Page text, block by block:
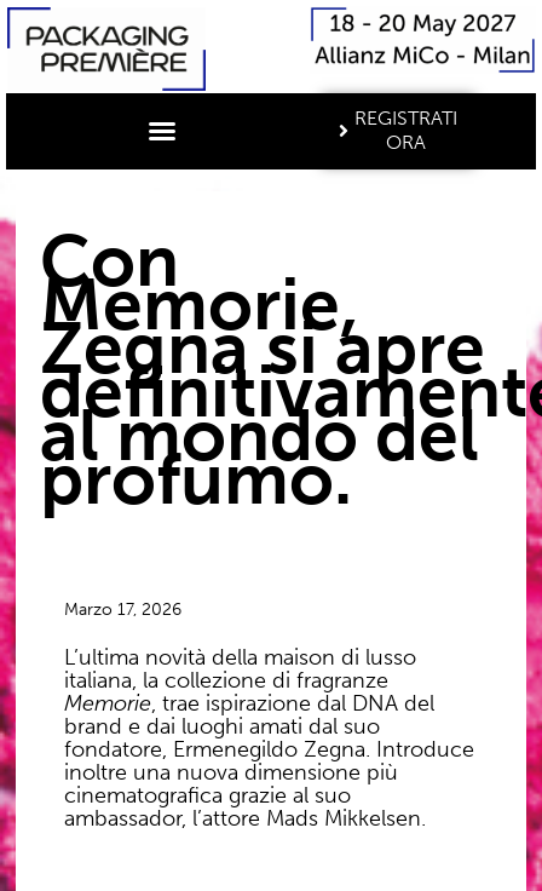
REGISTRATI
ORA
Con
Memorie,
Zegna si apre
al mondo del
profumo.
Marzo 17, 2026
L’ultima novità della maison di lusso
italiana, la collezione di fragranze
Memorie, trae ispirazione dal DNA del
brand e dai luoghi amati dal suo
fondatore, Ermenegildo Zegna. Introduce
inoltre una nuova dimensione più
cinematografica grazie al suo
ambassador, l’attore Mads Mikkelsen.